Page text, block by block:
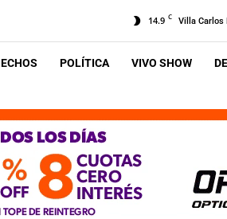
14.9 C Villa Carlos
POLÍTICA VIVO SHOW